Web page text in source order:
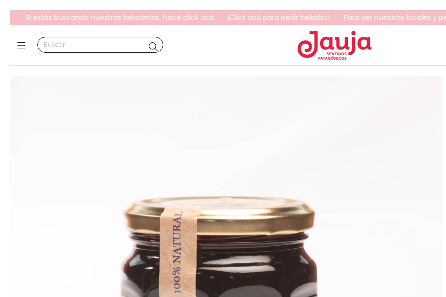
Si estás buscando nuestras heladerías, hacé click acá ¡Click acá para pedir helados! Para ver nuestros locales y pedir